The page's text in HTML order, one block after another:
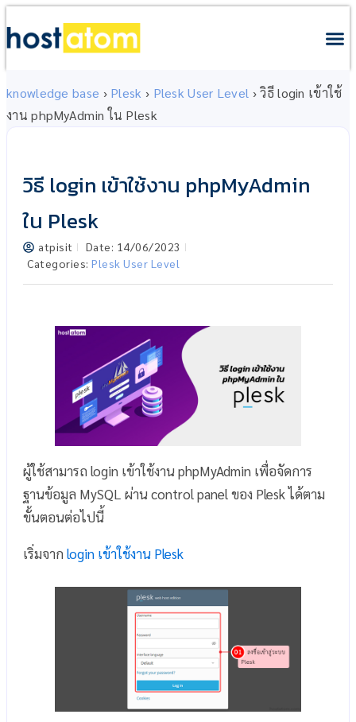
knowledge base › Plesk › Plesk User Level ›วิธี login เข้าใช้
งาน phpMyAdmin ใน Plesk
วิธี login เข้าใช้งาน phpMyAdmin
ใน Plesk
atpisit Date: 14/06/2023
Categories: Plesk User Level
ผู้ใช้สามารถ login เข้าใช้งาน phpMyAdmin เพื่อจัดการ
ฐานข้อมูล MySQL ผ่าน control panel ของ Plesk ได้ตาม
ขั้นตอนต่อไปนี้
เริ่มจาก login เข้าใช้งาน Plesk